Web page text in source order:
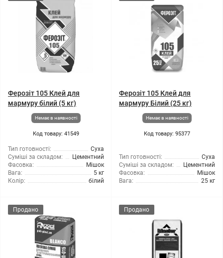
Ферозіт 105 Клей для
мармуру білий (5 кг)
Немає в наявності
Код товару: 41549
Тип готовності:
Суха
Суміші за складом:
Цементний
Фасовка:
Мішок
Вага:
5 кг
Колір:
білий
Ферозіт 105 Клей для
мармуру Білий (25 кг)
Немає в наявності
Код товару: 95377
Тип готовності:
Суха
Суміші за складом:
Цементний
Фасовка:
Мішок
Вага:
25 кг
Продано Продано